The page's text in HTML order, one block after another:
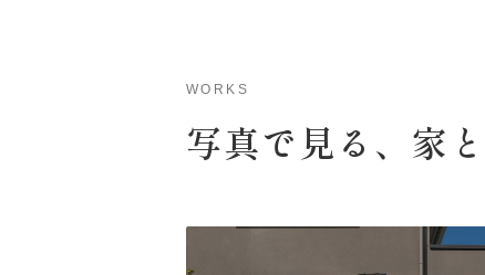
WORKS
写真で 見る、 家と